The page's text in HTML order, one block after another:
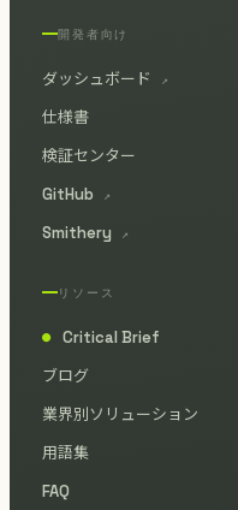
開発者向け
ダッシュボード ↗
仕様書
検証センター
GitHub
↗
Smithery ↗
リソース
●
Critical Brief
ブログ
業界別ソリューション
用語集
FAQ